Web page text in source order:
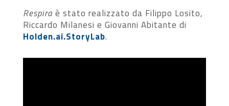
Respira è stato realizzato da Filippo Losito,
Riccardo Milanesi e Giovanni Abitante di
Holden.ai.StoryLab.